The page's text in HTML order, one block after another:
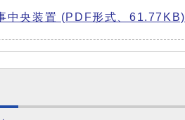
中央装置 (PDF形式、61.77KB)